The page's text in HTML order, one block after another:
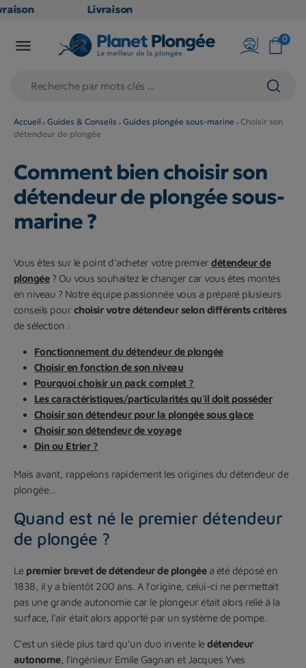
Livraison
en point
79€
(hors
produits
volumineux
: non
éligibles)
 0
Accueil Guides & Conseils Guides plongée sous-marine
Choisir son
détendeur de plongée
Comment bien choisir son
détendeur de plongée sous-
marine ?
Vous êtes sur le point d’acheter votre premierdétendeur de
plongée? Ou vous souhaitez le changer car vous êtes montés
en niveau ? Notre équipe passionnée vous a préparé plusieurs
conseils pour choisir votre détendeur selon différents critères
de sélection :
Fonctionnement du détendeur de plongée
Choisir en fonction de son niveau
Pourquoi choisir un pack complet ?
Les caractéristiques/particularités qu'il doit posséder
Choisir son détendeur pour la plongée sous glace
Choisir son détendeur de voyage
Din ou Etrier ?
Mais avant, rappelons rapidement les origines du détendeur de
plongée…
Quand est né le premier détendeur
de plongée ?
Le premier brevet de détendeur de plongéea été déposé en
1838, il y a bientôt 200 ans. A l’origine, celui-ci ne permettait
pas une grande autonomie car le plongeur était alors relié à la
surface, l’air était alors apporté par un système de pompe.
C’est un siècle plus tard qu’un duo invente ledétendeur
autonome, l’ingénieur Emile Gagnan et Jacques Yves